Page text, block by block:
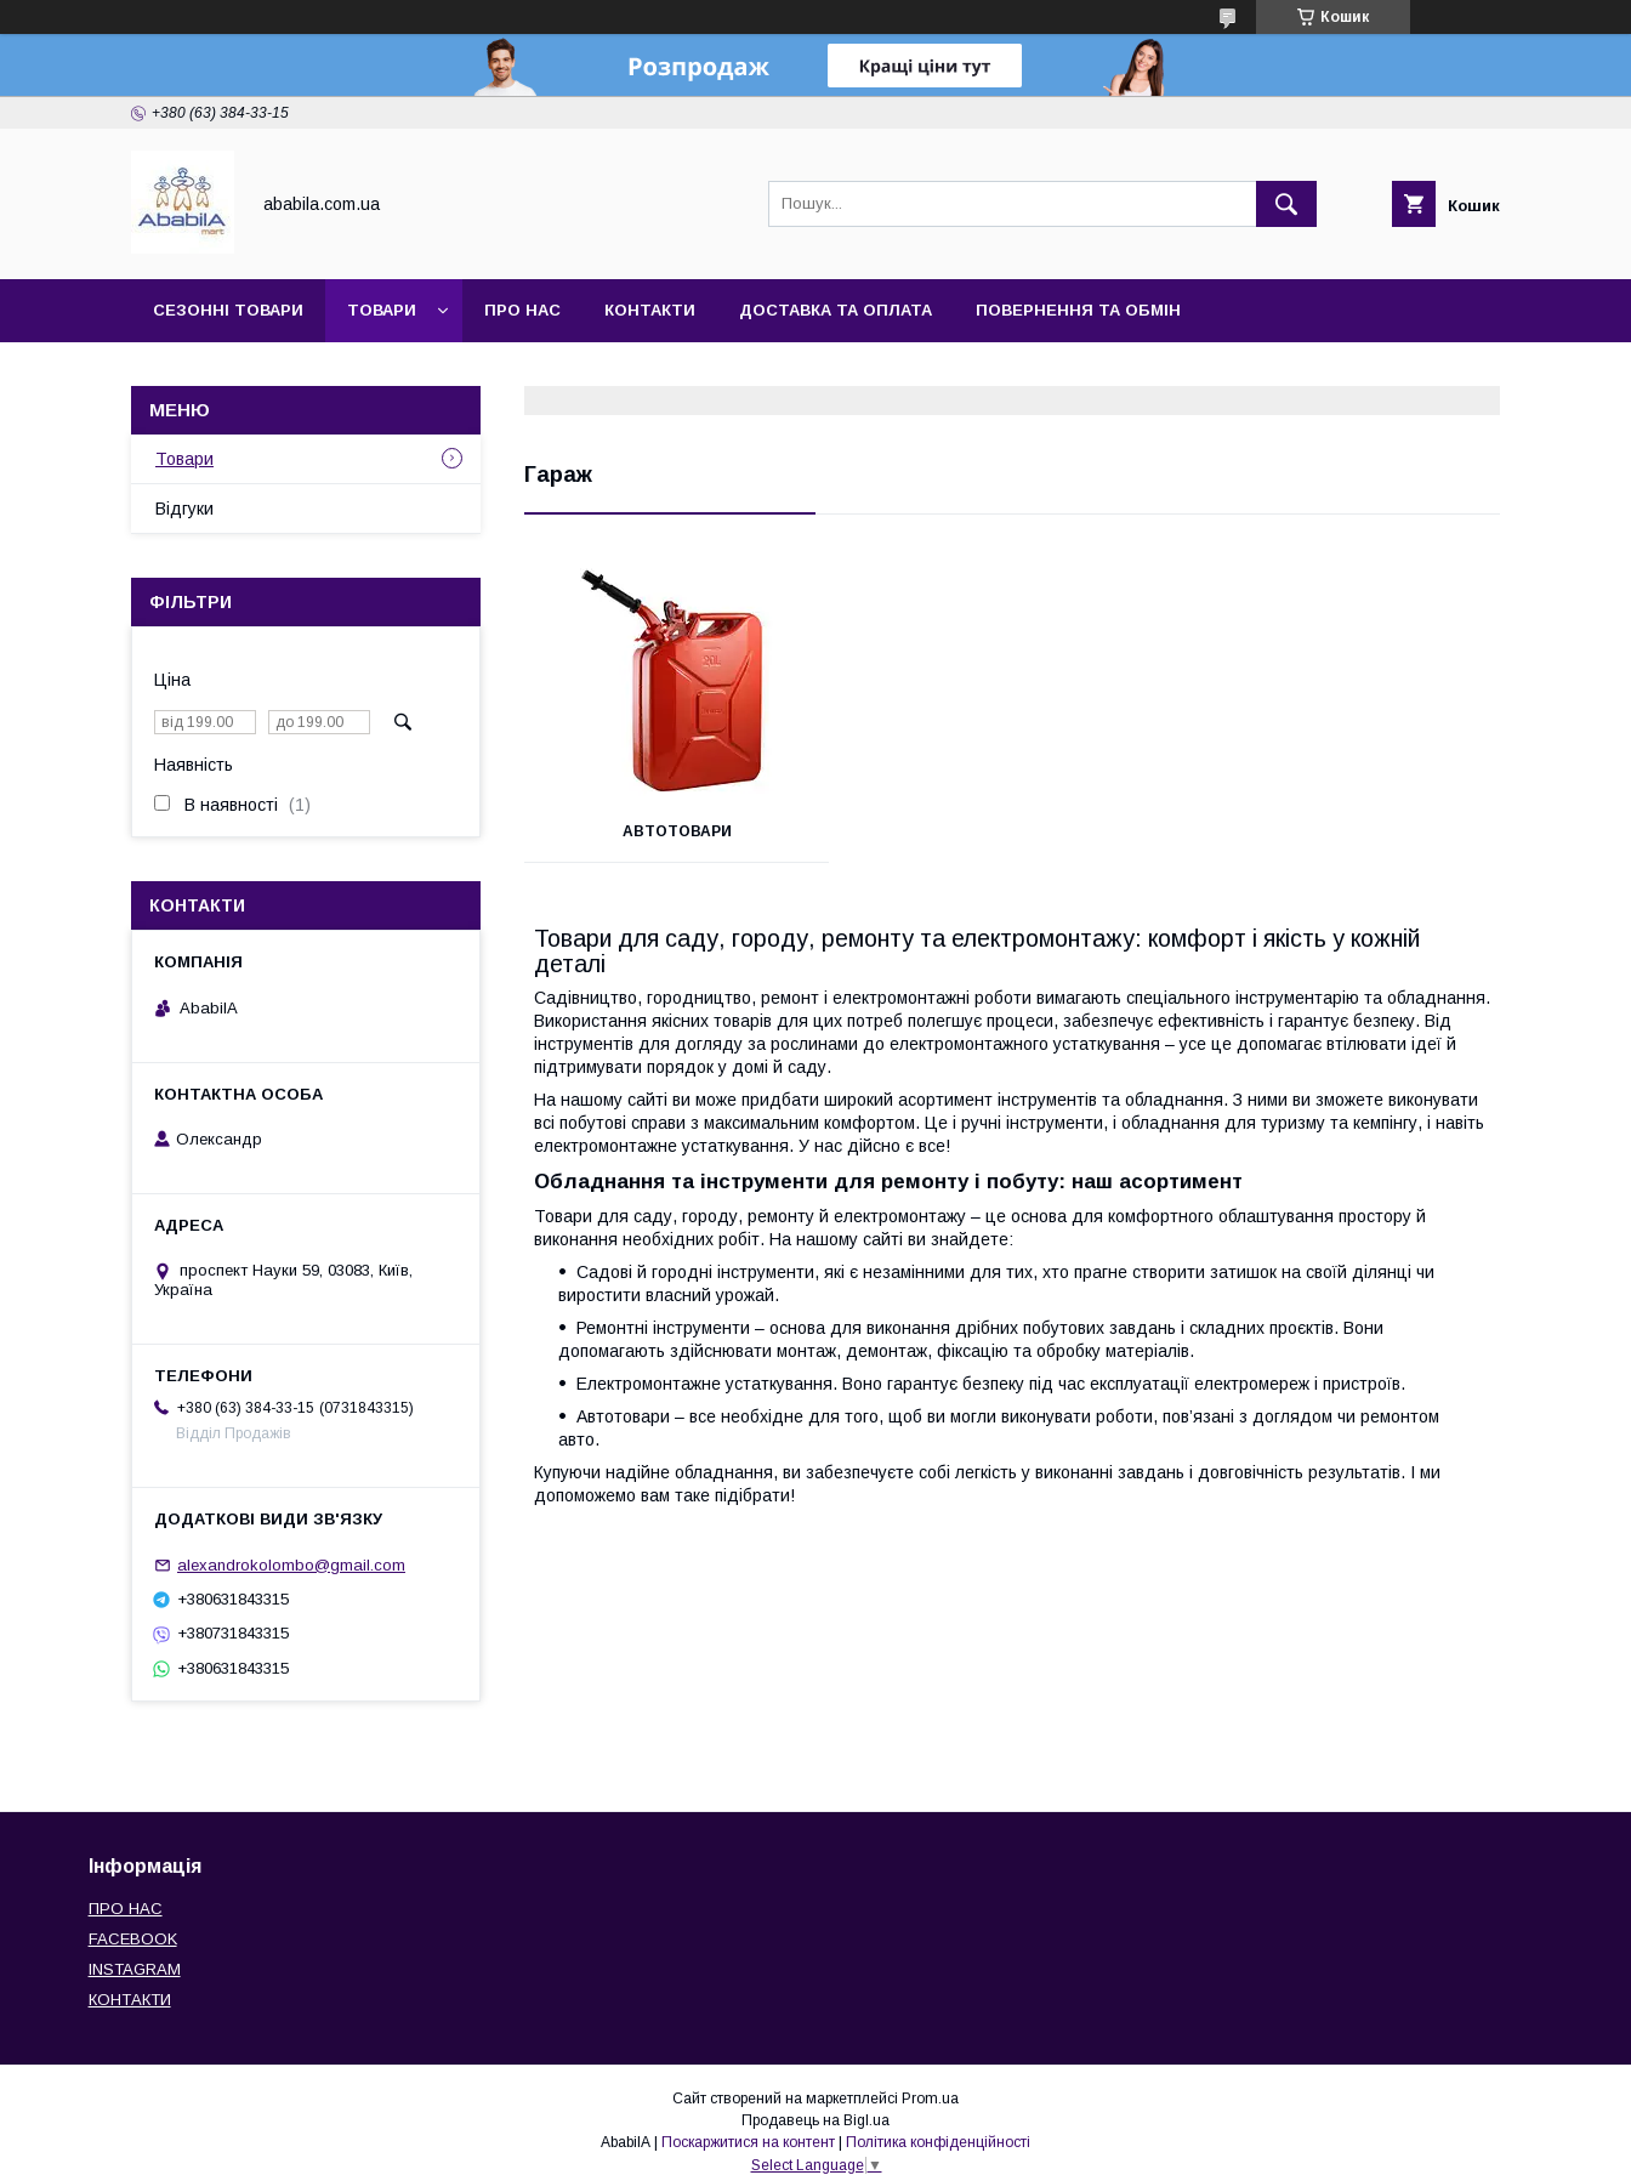
Кошик
+380 (63) 384-33-15
ababila.com.ua Кошик
СЕЗОННІ ТОВАРИ ТОВАРИ ПРО НАС КОНТАКТИ ДОСТАВКА ТА ОПЛАТА ПОВЕРНЕННЯ ТА ОБМІН
Гараж
АВТОТОВАРИ
Товари для саду, городу, ремонту та електромонтажу: комфорт і якість у кожній
деталі
Садівництво, городництво, ремонт і електромонтажні роботи вимагають спеціального інструментарію та обладнання.
Використання якісних товарів для цих потреб полегшує процеси, забезпечує ефективність і гарантує безпеку. Від
інструментів для догляду за рослинами до електромонтажного устаткування – усе це допомагає втілювати ідеї й
підтримувати порядок у домі й саду.
На нашому сайті ви може придбати широкий асортимент інструментів та обладнання. З ними ви зможете виконувати
всі побутові справи з максимальним комфортом. Це і ручні інструменти, і обладнання для туризму та кемпінгу, і навіть
електромонтажне устаткування. У нас дійсно є все!
Обладнання та інструменти для ремонту і побуту: наш асортимент
Товари для саду, городу, ремонту й електромонтажу – це основа для комфортного облаштування простору й
виконання необхідних робіт. На нашому сайті ви знайдете:
Садові й городні інструменти, які є незамінними для тих, хто прагне створити затишок на своїй ділянці чи
виростити власний урожай.
Ремонтні інструменти – основа для виконання дрібних побутових завдань і складних проєктів. Вони
допомагають здійснювати монтаж, демонтаж, фіксацію та обробку матеріалів.
Електромонтажне устаткування. Воно гарантує безпеку під час експлуатації електромереж і пристроїв.
Автотовари – все необхідне для того, щоб ви могли виконувати роботи, пов’язані з доглядом чи ремонтом
авто.
Купуючи надійне обладнання, ви забезпечуєте собі легкість у виконанні завдань і довговічність результатів. І ми
допоможемо вам таке підібрати!
Товари
Відгуки
ФІЛЬТРИ
Ціна
Наявність
В наявності 1
КОНТАКТИ
AbabilA
Олександр
проспект Науки 59, 03083, Київ,
Україна
+380 (63) 384-33-15
0731843315
Відділ Продажів
alexandrokolombo@gmail.com
+380631843315
+380731843315
+380631843315
Інформація
ПРО НАС
FACEBOOK
INSTAGRAM
КОНТАКТИ
Сайт створений на маркетплейсі Prom.ua
Продавець на Bigl.ua
Поскаржитися на контент
Політика конфіденційності
Select Language ▼